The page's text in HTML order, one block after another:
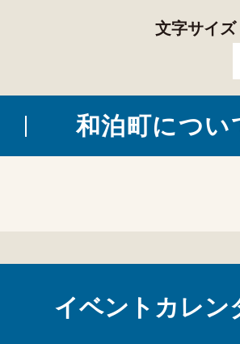
文字サイ
和泊町につい
イベントカレン